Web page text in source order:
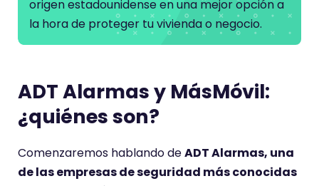
origen estadounidense en una mejor opción a
la hora de proteger tu vivienda o negocio.
ADT Alarmas y MásMóvil:
¿quiénes son?
Comenzaremos hablando deADT Alarmas, una
de las empresas de seguridad más conocidas